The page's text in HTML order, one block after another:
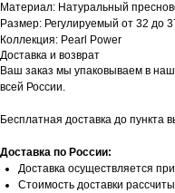
Материал: Натуральный
Размер: Регулируемый от 32 до
Коллекция: Pearl Power
Доставка и возврат
Ваш заказ мы упаковываем в
всей России.
Бесплатная доставка до
Доставка по России:
Доставка осуществляется
Стоимость доставки